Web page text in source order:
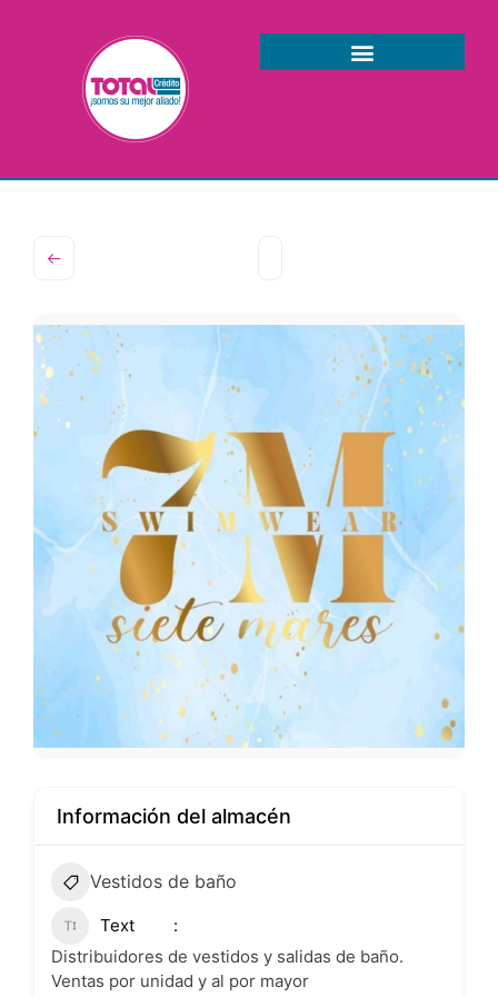
Información del almacén
Vestidos de baño
Text
Distribuidores de vestidos y salidas de baño.
Ventas por unidad y al por mayor